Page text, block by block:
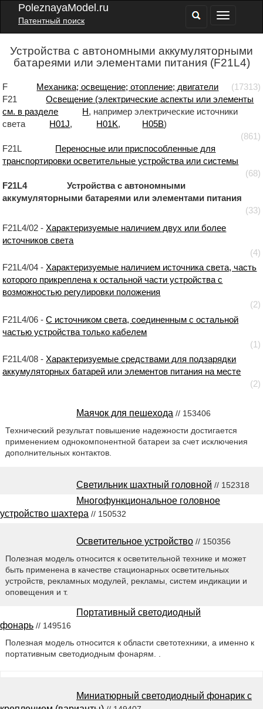
PoleznayaModel.ru
Патентный поиск
Устройства с автономными аккумуляторными
батареями или элементами питания (F21L4)
F Механика; освещение; отопление; двигатели
(17313)
F21
Освещение (электрические аспекты или элементы
см. в разделе
H, например электрические источники
света
H01J, H01K, H05B)
(861)
F21L
Переносные или приспособленные для
транспортировки осветительные устройства или системы
(68)
F21L4 Устройства с автономными
аккумуляторными батареями или элементами питания
(33)
F21L4/02 -Характеризуемые наличием двух или более
источников света
(4)
F21L4/04 -Характеризуемые наличием источника света, часть
которого прикреплена к остальной части устройства с
возможностью регулировки положения
(2)
F21L4/06 -С источником света, соединенным с остальной
частью устройства только кабелем
(1)
F21L4/08 -Характеризуемые средствами для подзарядки
аккумуляторных батарей или элементов питания на месте
(2)
Маячок для пешехода // 153406
Технический результат повышение надежности достигается
применением однокомпонентной батареи за счет исключения
дополнительных контактов.
Светильник шахтный головной // 152318
Многофункциональное головное
устройство шахтера // 150532
Осветительное устройство // 150356
Полезная модель относится к осветительной технике и может
быть применена в качестве стационарных осветительных
устройств, рекламных модулей, рекламы, систем индикации и
оповещения и т.
Портативный светодиодный
фонарь // 149516
Полезная модель относится к области светотехники, а именно к
портативным светодиодным фонарям. .
Миниатюрный светодиодный фонарик с